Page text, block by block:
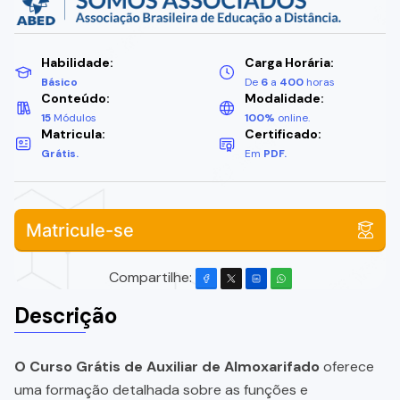
Habilidade:
Básico
Carga Horária:
De 6 a 400 horas
Conteúdo:
15 Módulos
Modalidade:
100% online.
Matricula:
Grátis.
Certificado:
Em PDF.
Matricule-se
Compartilhe:
Descrição
O Curso Grátis de Auxiliar de Almoxarifadooferece
uma formação detalhada sobre as funções e